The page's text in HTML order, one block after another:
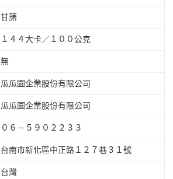
甘藷
１４４大卡／１００公克
無
瓜瓜園企業股份有限公司
瓜瓜園企業股份有限公司
０６－５９０２２３３
台南市新化區中正路１２７巷３１號
台灣